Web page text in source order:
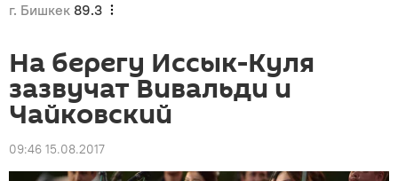
г. Бишкек 89.3
На берегу Иссык-Куля
зазвучат Вивальди и
Чайковский
09:46 15.08.2017